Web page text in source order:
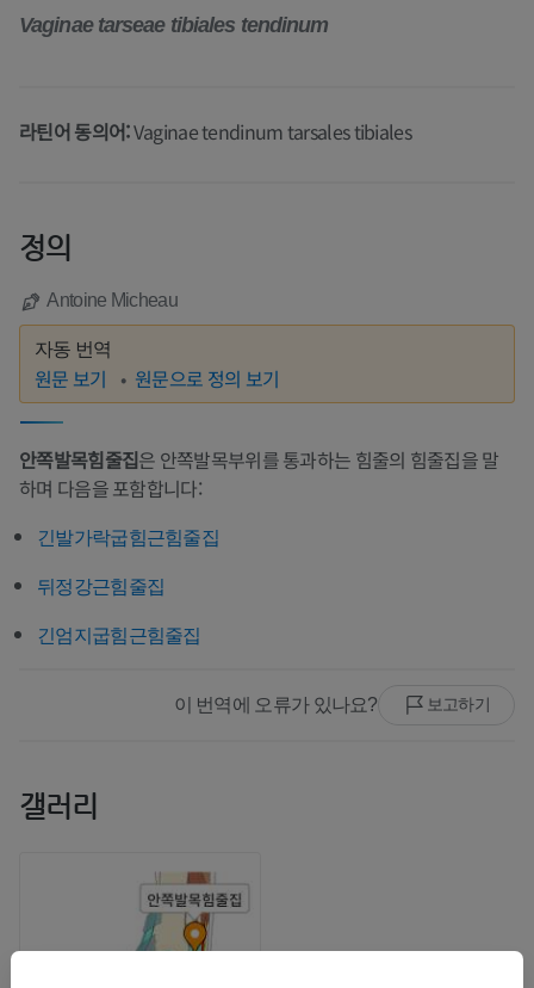
Vaginae tarseae tibiales tendinum
라틴어 동의어:Vaginae tendinum tarsales tibiales
정의
Antoine Micheau
자동 번역
원문 보기 원문으로 정의 보기
안쪽발목힘줄집은 안쪽발목부위를 통과하는 힘줄의 힘줄집을 말
하며 다음을 포함합니다:
긴발가락굽힘근힘줄집
뒤정강근힘줄집
긴엄지굽힘근힘줄집
이 번역에 오류가 있나요? 보고하기
갤러리